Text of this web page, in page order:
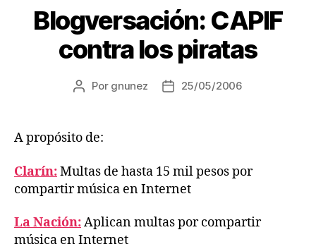
Blogversación: CAPIF
contra los piratas
Autor
entrada
Por gnunez
Fecha25/05/2006
A propósito de:
Clarín:Multas de hasta 15 mil pesos por
compartir música en Internet
La Nación:Aplican multas por compartir
música en Internet